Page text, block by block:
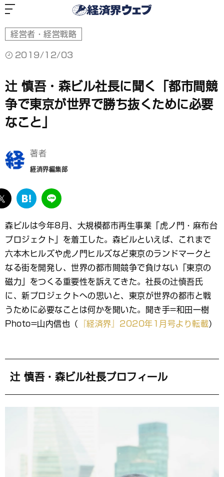
経営者・経営戦略
2019/12/03
辻 慎吾・森ビル社長に聞く「都市間競
争で東京が世界で勝ち抜くために必要
なこと」
著者
経済界編集部
twitter
は
な
ッ
ク
マ
ー
ク
LINE
森ビルは今年8月、大規模都市再生事業「虎ノ門・麻布台
プロジェクト」を着工した。森ビルといえば、これまで
六本木ヒルズや虎ノ門ヒルズなど東京のランドマークと
なる街を開発し、世界の都市間競争で負けない「東京の
磁力」をつくる重要性を訴えてきた。社長の辻慎吾氏
に、新プロジェクトへの思いと、東京が世界の都市と戦
うために必要なことは何かを聞いた。聞き手=和田一樹
Photo=山内信也（
『経済界』2020年1月号より転載）
辻 慎吾・森ビル社長プロフィール